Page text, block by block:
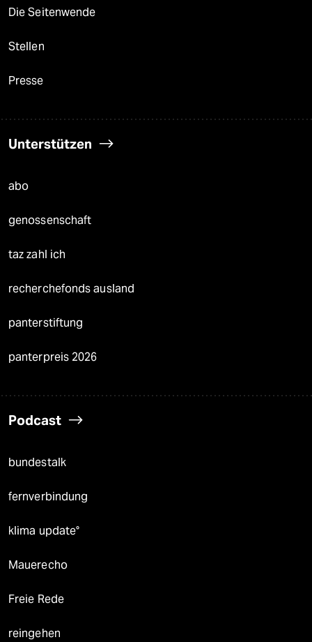
Die Seitenwende
Stellen
Presse
Unterstützen
abo
genossenschaft
taz zahl ich
recherchefonds ausland
panterstiftung
panterpreis 2026
Podcast
bundestalk
fernverbindung
klima update°
Mauerecho
Freie Rede
reingehen